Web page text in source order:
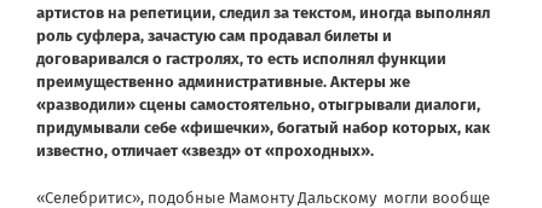
артистов на репетиции, следил за текстом, иногда выполнял
роль суфлера, зачастую сам продавал билеты и
договаривался о гастролях, то есть исполнял функции
преимущественно административные. Актеры же
«разводили» сцены самостоятельно, отыгрывали диалоги,
придумывали себе «фишечки», богатый набор которых, как
известно, отличает «звезд» от «проходных».
«Селебритис», подобные Мамонту Дальскому могли вообще